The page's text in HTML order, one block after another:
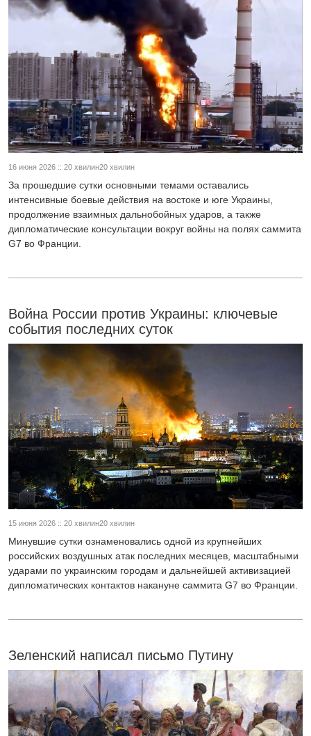
16 июня 2026 :: 20 хвилин20 хвилин
За прошедшие сутки основными темами оставались
интенсивные боевые действия на востоке и юге Украины,
продолжение взаимных дальнобойных ударов, а также
дипломатические консультации вокруг войны на полях саммита
G7 во Франции.
Война России против Украины: ключевые
события последних суток
15 июня 2026 :: 20 хвилин20 хвилин
Минувшие сутки ознаменовались одной из крупнейших
российских воздушных атак последних месяцев, масштабными
ударами по украинским городам и дальнейшей активизацией
дипломатических контактов накануне саммита G7 во Франции.
Зеленский написал письмо Путину